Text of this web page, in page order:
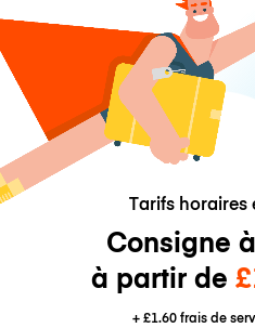
Tarifs horaires
Consigne
à partir de
+£1.60frais de